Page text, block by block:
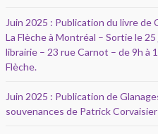
Juin 2025 : Publication du livre de
La Flèche à Montréal – Sortie le
librairie – 23 rue Carnot – de 9h à
Flèche.
Juin 2025 : Publication de
souvenances de Patrick Corvaisier